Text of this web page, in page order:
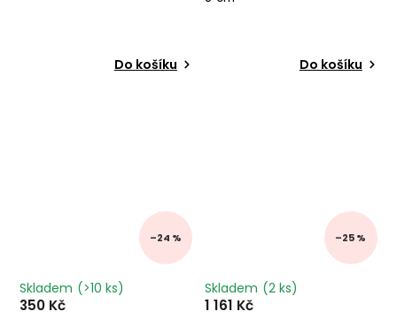
Do košíku Do košíku
–24 %
Skladem (>10 ks)
350 Kč
–25 %
Skladem (2 ks)
1 161 Kč